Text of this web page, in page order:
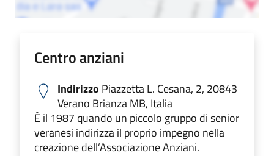
Centro anziani
Indirizzo Piazzetta L. Cesana, 2, 20843
Verano Brianza MB, Italia
È il 1987 quando un piccolo gruppo di senior
veranesi indirizza il proprio impegno nella
creazione dell’Associazione Anziani.